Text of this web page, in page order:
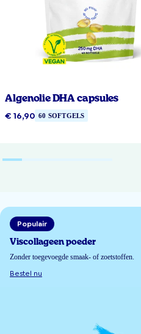
Algenolie DHA capsules
€ 16,90 60 SOFTGELS
Populair
Viscollageen poeder
Zonder toegevoegde smaak- of zoetstoffen.
Bestel nu